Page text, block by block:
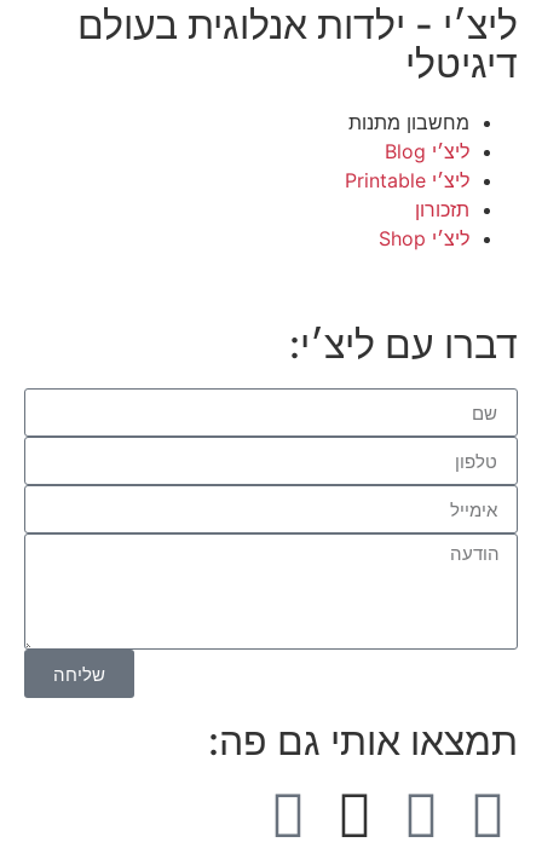
ליצ׳י - ילדות אנלוגית בעולם
דיגיטלי
מחשבון מתנות
ליצ׳י Blog
ליצ׳י Printable
תזכורון
ליצ׳י Shop
דברו עם ליצ׳י:
שליחה
תמצאו אותי גם פה: